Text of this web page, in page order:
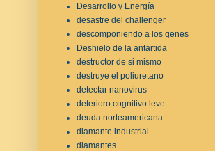
Desarrollo y Energía
desastre del challenger
descomponiendo a los genes
Deshielo de la antartida
destructor de si mismo
destruye el poliuretano
detectar nanovirus
deterioro cognitivo leve
deuda norteamericana
diamante industrial
diamantes